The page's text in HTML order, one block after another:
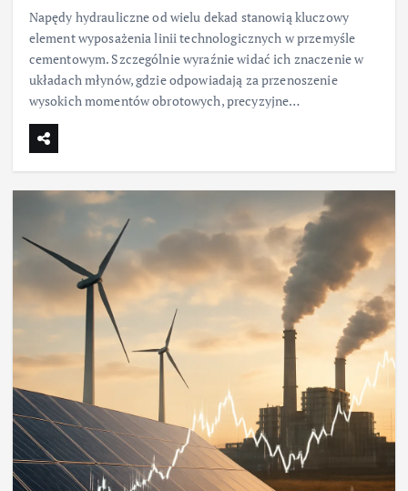
Napędy hydrauliczne od wielu dekad stanowią kluczowy
element wyposażenia linii technologicznych w przemyśle
cementowym. Szczególnie wyraźnie widać ich znaczenie w
układach młynów, gdzie odpowiadają za przenoszenie
wysokich momentów obrotowych, precyzyjne…